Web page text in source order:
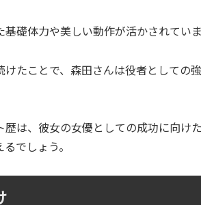
礎体力や美しい動作が活かされていま
たことで、森田さんは役者としての
は、彼女の女優としての成功に向け
でしょう。